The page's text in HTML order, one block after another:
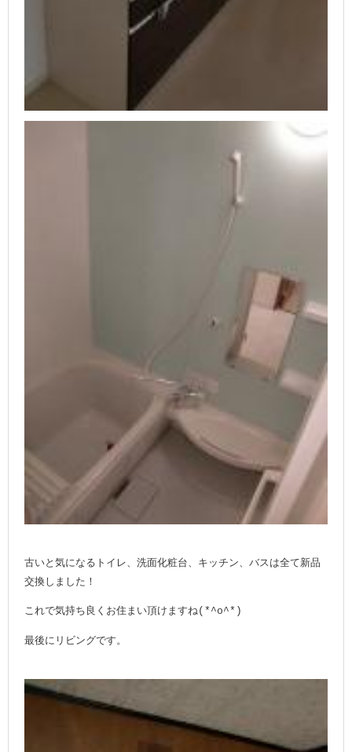
古いと気になるトイレ、洗面化粧台、キッチン、バスは全て新品
交換しました！
これで気持ち良くお住まい頂けますね(*^o^*)
最後にリビングです。